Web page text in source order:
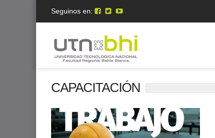
Seguinos en:
CAPACITACIÓN